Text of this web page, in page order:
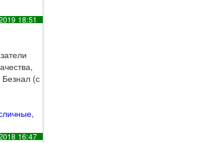
18:51
Безнал (с
,
16:47